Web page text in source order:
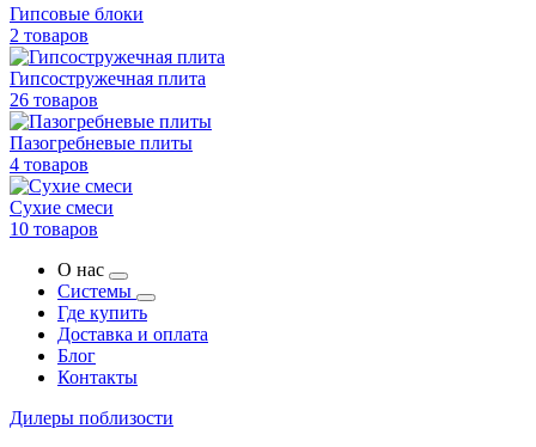
Гипсовые блоки
2 товаров
Гипсостружечная плита
26 товаров
Пазогребневые плиты
4 товаров
Сухие смеси
10 товаров
О нас
Системы
Где купить
Доставка и оплата
Блог
Контакты
Дилеры поблизости